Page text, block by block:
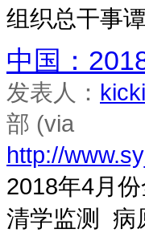
组织总干事
中国：
发表人：
部 (via
http://
2018年4月
清学监测 病